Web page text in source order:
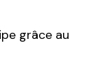
grâce au